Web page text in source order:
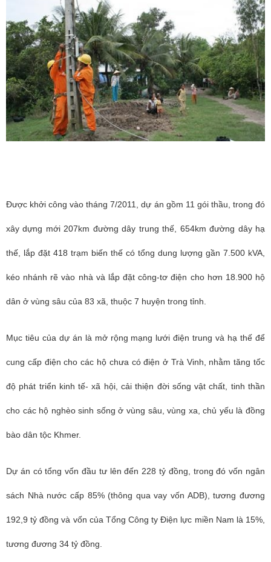
Được khởi công vào tháng 7/2011, dự án gồm 11 gói thầu, trong đó
xây dựng mới 207km đường dây trung thế, 654km đường dây hạ
thế, lắp đặt 418 trạm biến thế có tổng dung lượng gần 7.500 kVA,
kéo nhánh rẽ vào nhà và lắp đặt công-tơ điện cho hơn 18.900 hộ
dân ở vùng sâu của 83 xã, thuộc 7 huyện trong tỉnh.
Mục tiêu của dự án là mở rộng mạng lưới điện trung và hạ thế để
cung cấp điện cho các hộ chưa có điện ở Trà Vinh, nhằm tăng tốc
độ phát triển kinh tế- xã hội, cải thiện đời sống vật chất, tinh thần
cho các hộ nghèo sinh sống ở vùng sâu, vùng xa, chủ yếu là đồng
bào dân tộc Khmer.
Dự án có tổng vốn đầu tư lên đến 228 tỷ đồng, trong đó vốn ngân
sách Nhà nước cấp 85% (thông qua vay vốn ADB), tương đương
192,9 tỷ đồng và vốn của Tổng Công ty Điện lực miền Nam là 15%,
tương đương 34 tỷ đồng.